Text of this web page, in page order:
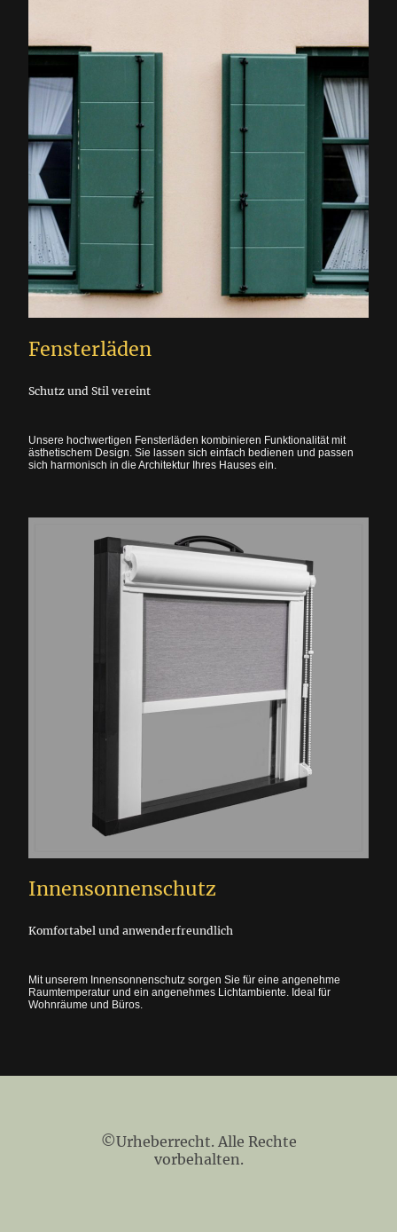
Fensterläden
Schutz und Stil vereint
Unsere hochwertigen Fensterläden kombinieren Funktionalität mit
ästhetischem Design. Sie lassen sich einfach bedienen und passen
sich harmonisch in die Architektur Ihres Hauses ein.
Innensonnenschutz
Komfortabel und anwenderfreundlich
Mit unserem Innensonnenschutz sorgen Sie für eine angenehme
Raumtemperatur und ein angenehmes Lichtambiente. Ideal für
Wohnräume und Büros.
©Urheberrecht. Alle Rechte
vorbehalten.